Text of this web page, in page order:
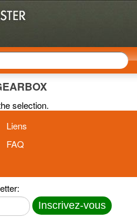
selection.
Liens
FAQ
Inscrivez-vous